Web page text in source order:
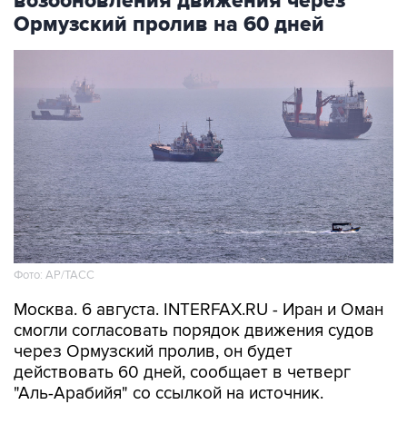
Фото: AP/ТАСС
Москва. 6 августа. INTERFAX.RU - Иран и Оман
через Ормузский пролив, он будет
действовать 60 дней, сообщает в четверг
"Аль-Арабийя" со ссылкой на источник.
"О соглашении по открытию Ормузского